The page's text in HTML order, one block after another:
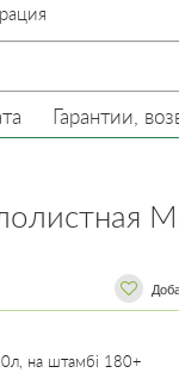
Гарантии,
на штамбі 180+